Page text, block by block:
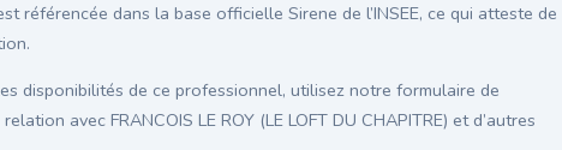
référencée dans la base officielle Sirene de l’INSEE, ce qui atteste de
disponibilités de ce professionnel, utilisez notre formulaire de
avec FRANCOIS LE ROY (LE LOFT DU CHAPITRE) et d’autres